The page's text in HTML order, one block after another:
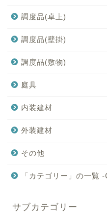
調度品(卓上)
調度品(壁掛)
調度品(敷物)
庭具
内装建材
外装建材
その他
「カテゴリー」の一覧
サブカテゴリー